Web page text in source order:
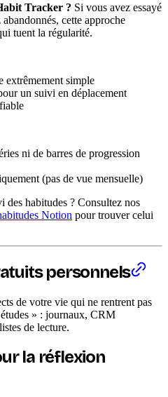
Tracker ? Si vous avez essayé
cette approche
tuent la régularité.
extrêmement simple
un suivi en déplacement
ni de barres de progression
(pas de vue mensuelle)
des habitudes ? Consultez nos
Notion pour trouver celui
personnels
de votre vie qui ne rentrent pas
» : journaux, CRM
de lecture.
la réflexion